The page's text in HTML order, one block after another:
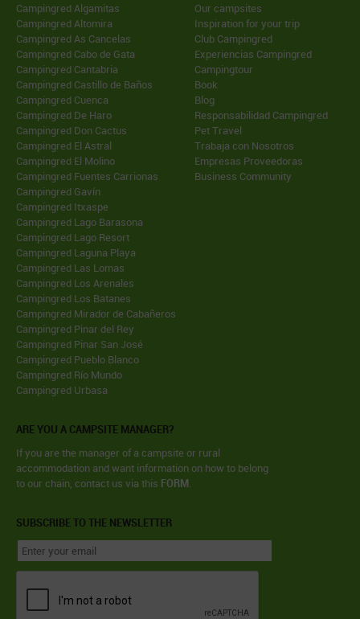
Campingred Algamitas
Campingred Altomira
Campingred As Cancelas
Campingred Cabo de Gata
Campingred Cantabria
Campingred Castillo de Baños
Campingred Cuenca
Campingred De Haro
Campingred Don Cactus
Campingred El Astral
Campingred El Molino
Campingred Fuentes Carrionas
Campingred Gavín
Campingred Itxaspe
Campingred Lago Barasona
Campingred Lago Resort
Campingred Laguna Playa
Campingred Las Lomas
Campingred Los Arenales
Campingred Los Batanes
Campingred Mirador de Cabañeros
Campingred Pinar del Rey
Campingred Pinar San José
Campingred Pueblo Blanco
Campingred Río Mundo
Campingred Urbasa
Our campsites
Inspiration for your trip
Club Campingred
Experiencias Campingred
Campingtour
Book
Blog
Responsabilidad Campingred
Pet Travel
Trabaja con Nosotros
Empresas Proveedoras
Business Community
ARE YOU A CAMPSITE MANAGER?
If you are the manager of a campsite or rural
accommodation and want information on how to belong
to our chain, contact us via this FORM.
SUBSCRIBE TO THE NEWSLETTER